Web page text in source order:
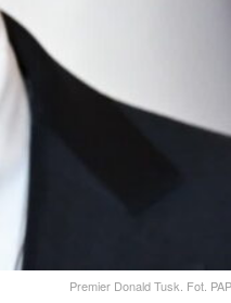
Premier Donald Tusk. Fot.